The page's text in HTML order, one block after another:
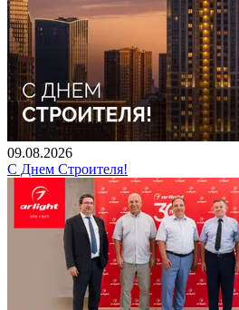
09.08.2026
С Днем Строителя!